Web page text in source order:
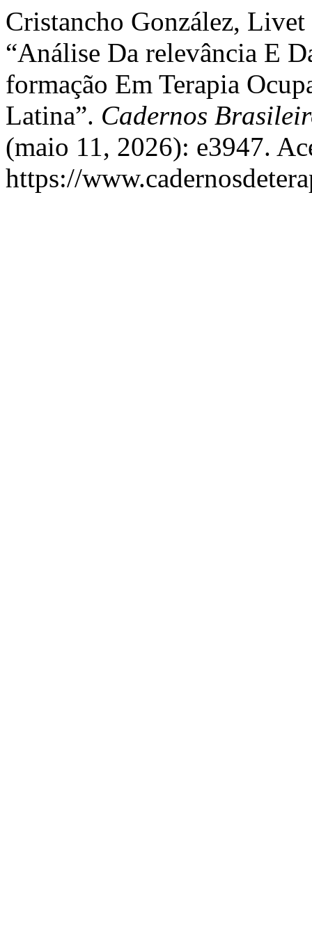
Cristancho González,
“Análise Da relevância E
formação Em Terapia
Latina”. Cadernos
(maio 11, 2026): e3947.
https://